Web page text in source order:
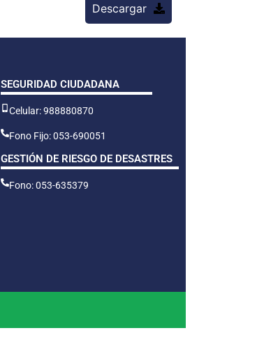
Descargar
SEGURIDAD CIUDADANA
Celular: 988880870
Fono Fijo: 053-690051
GESTIÓN DE RIESGO DE DESASTRES
Fono: 053-635379